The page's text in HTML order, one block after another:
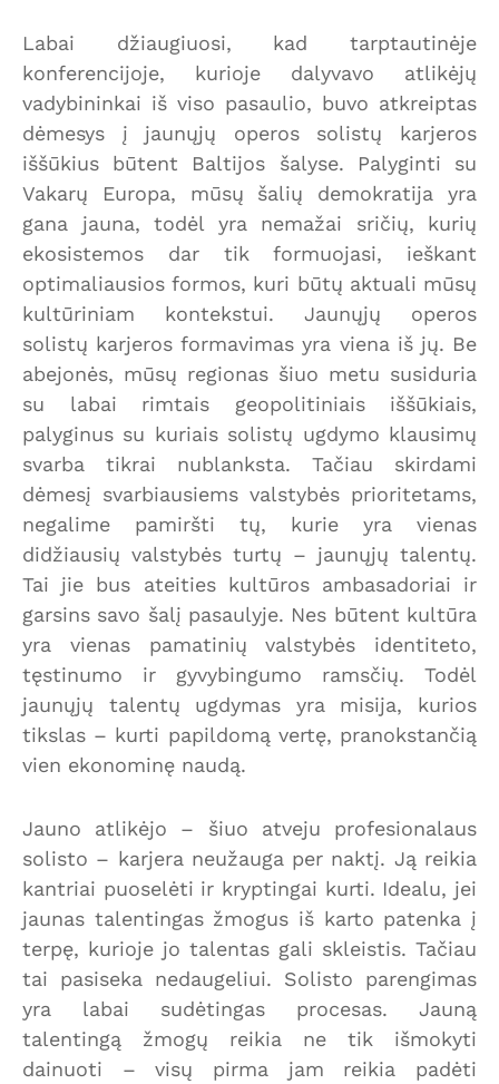
Labai džiaugiuosi, kad tarptautinėje
konferencijoje, kurioje dalyvavo atlikėjų
vadybininkai iš viso pasaulio, buvo atkreiptas
dėmesys į jaunųjų operos solistų karjeros
iššūkius būtent Baltijos šalyse. Palyginti su
Vakarų Europa, mūsų šalių demokratija yra
gana jauna, todėl yra nemažai sričių, kurių
ekosistemos dar tik formuojasi, ieškant
optimaliausios formos, kuri būtų aktuali mūsų
kultūriniam kontekstui. Jaunųjų operos
solistų karjeros formavimas yra viena iš jų. Be
abejonės, mūsų regionas šiuo metu susiduria
su labai rimtais geopolitiniais iššūkiais,
palyginus su kuriais solistų ugdymo klausimų
svarba tikrai nublanksta. Tačiau skirdami
dėmesį svarbiausiems valstybės prioritetams,
negalime pamiršti tų, kurie yra vienas
didžiausių valstybės turtų – jaunųjų talentų.
Tai jie bus ateities kultūros ambasadoriai ir
garsins savo šalį pasaulyje. Nes būtent kultūra
yra vienas pamatinių valstybės identiteto,
tęstinumo ir gyvybingumo ramsčių. Todėl
jaunųjų talentų ugdymas yra misija, kurios
tikslas – kurti papildomą vertę, pranokstančią
vien ekonominę naudą.
Jauno atlikėjo – šiuo atveju profesionalaus
solisto – karjera neužauga per naktį. Ją reikia
kantriai puoselėti ir kryptingai kurti. Idealu, jei
jaunas talentingas žmogus iš karto patenka į
terpę, kurioje jo talentas gali skleistis. Tačiau
tai pasiseka nedaugeliui. Solisto parengimas
yra labai sudėtingas procesas. Jauną
talentingą žmogų reikia ne tik išmokyti
dainuoti – visų pirma jam reikia padėti